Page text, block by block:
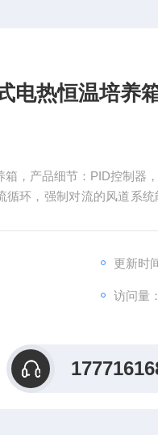
电热恒温培养
箱，产品细节：PID控制器
循环，强制对流的风道系
更新时
访问量